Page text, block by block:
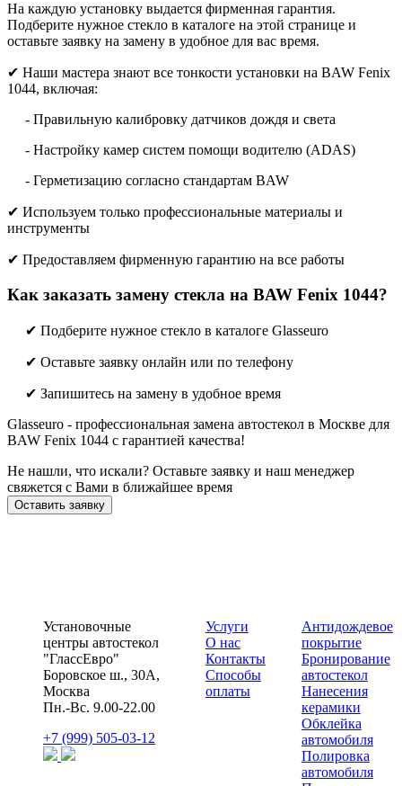
На каждую установку выдается фирменная гарантия.
Подберите нужное стекло в каталоге на этой странице и
оставьте заявку на замену в удобное для вас время.
✔ Наши мастера знают все тонкости установки на BAW Fenix
1044, включая:
- Правильную калибровку датчиков дождя и света
- Настройку камер систем помощи водителю (ADAS)
- Герметизацию согласно стандартам BAW
✔ Используем только профессиональные материалы и
инструменты
✔ Предоставляем фирменную гарантию на все работы
Как заказать замену стекла на BAW Fenix 1044?
✔ Подберите нужное стекло в каталоге Glasseuro
✔ Оставьте заявку онлайн или по телефону
✔ Запишитесь на замену в удобное время
Glasseuro - профессиональная замена автостекол в Москве для
BAW Fenix 1044 с гарантией качества!
Не нашли, что искали? Оставьте заявку и наш менеджер
свяжется с Вами в ближайшее время
Оставить заявку
Установочные
центры автостекол
"ГлассЕвро"
Боровское ш., 30А,
Москва
Пн.-Вс. 9.00-22.00
+7 (999) 505-03-12
Услуги
О нас
Контакты
Способы
оплаты
Антидождевое
покрытие
Бронирование
автостекол
Нанесения
керамики
Обклейка
автомобиля
Полировка
автомобиля